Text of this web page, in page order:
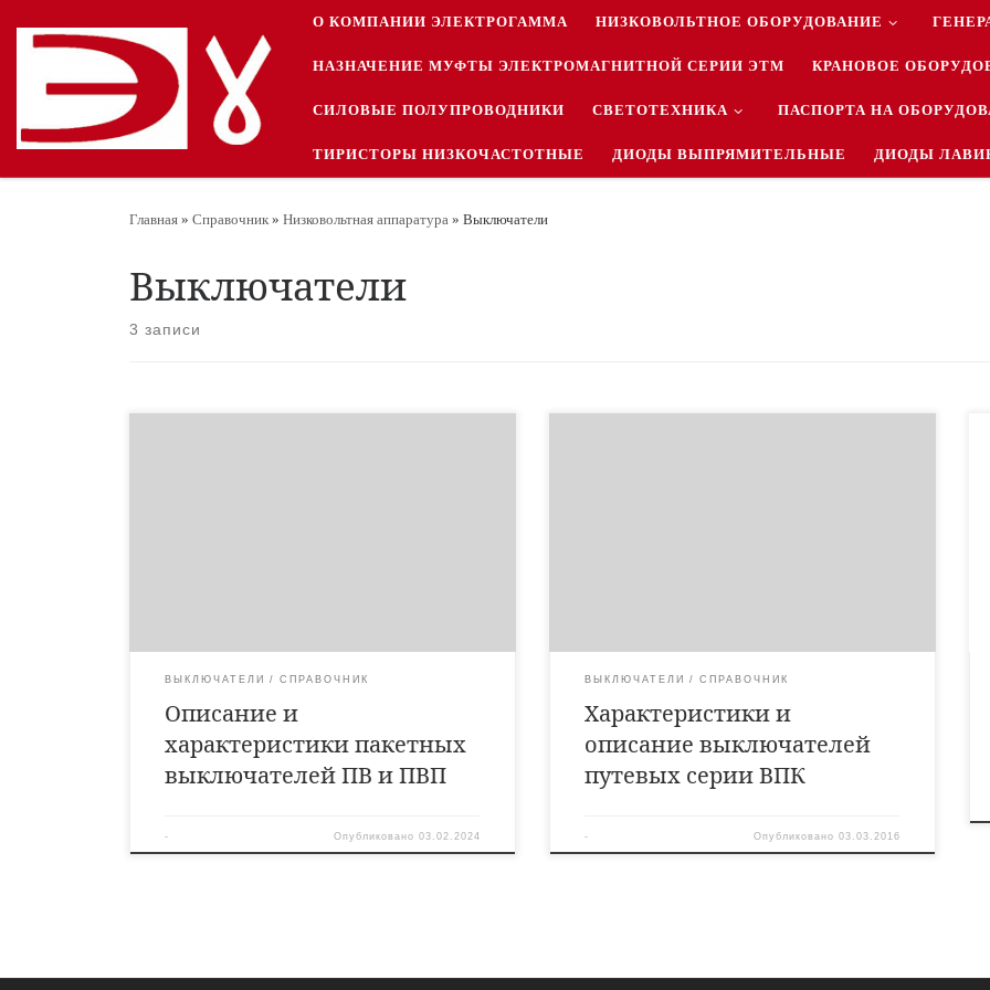
Перейти к содержимому О КОМПАНИИ ЭЛЕКТРОГАММА НИЗКОВОЛЬТНОЕ ОБОРУДОВАНИЕ
НАЗНАЧЕНИЕ МУФТЫ ЭЛЕКТРОМАГНИТНОЙ СЕРИИ ЭТМ КРАНОВОЕ
СИЛОВЫЕ ПОЛУПРОВОДНИКИ СВЕТОТЕХНИКА ПАСПОРТА НА
ТИРИСТОРЫ НИЗКОЧАСТОТНЫЕ ДИОДЫ ВЫПРЯМИТЕЛЬНЫЕ ДИОДЫ
Главная » Справочник » Низковольтная аппаратура » Выключатели
Выключатели
3 записи
ВЫКЛЮЧАТЕЛИ СПРАВОЧНИК
Описание и
характеристики пакетных
выключателей ПВ и ПВП
- Опубликовано 03.02.2024
ВЫКЛЮЧАТЕЛИ СПРАВОЧНИК
Характеристики и
описание выключателей
путевых серии ВПК
- Опубликовано 03.03.2016